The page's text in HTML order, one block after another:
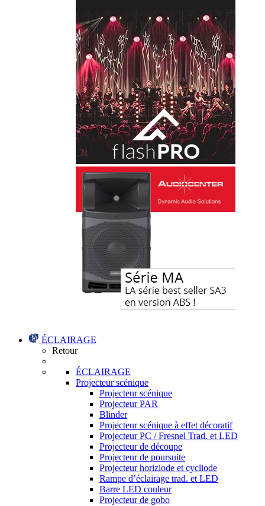
ÉCLAIRAGE
Retour
ÉCLAIRAGE
Projecteur scénique
Projecteur scénique
Projecteur PAR
Blinder
Projecteur scénique à effet décoratif
Projecteur PC / Fresnel Trad. et LED
Projecteur de découpe
Projecteur de poursuite
Projecteur horiziode et cycliode
Rampe d’éclairage trad. et LED
Barre LED couleur
Projecteur de gobo